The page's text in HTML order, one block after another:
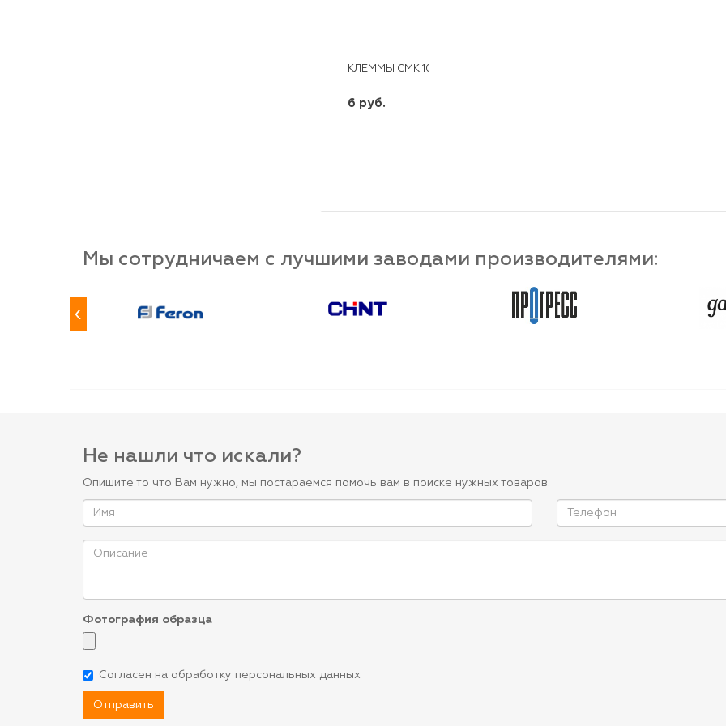
КЛЕММЫ СМК 102 ЭКФ (2*2,5ММ2 Б/ПАСТЫ)
6 руб.
Мы сотрудничаем с лучшими заводами производителями:
‹
Не нашли что искали?
Опишите то что Вам нужно, мы постараемся помочь вам в поиске нужных товаров.
Фотография образца
Согласен на обработку персональных данных
Отправить